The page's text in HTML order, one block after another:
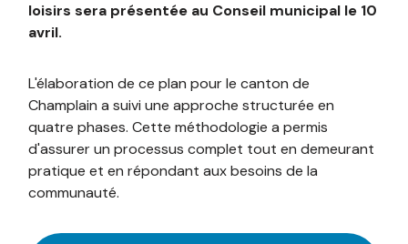
loisirs sera présentée au Conseil municipal le 10
avril.
L'élaboration de ce plan pour le canton de
Champlain a suivi une approche structurée en
quatre phases. Cette méthodologie a permis
d'assurer un processus complet tout en demeurant
pratique et en répondant aux besoins de la
communauté.